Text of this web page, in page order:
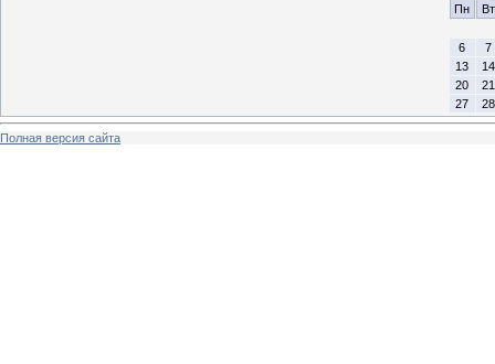
Пн
Вт
6
7
13
14
20
21
27
28
Полная версия сайта